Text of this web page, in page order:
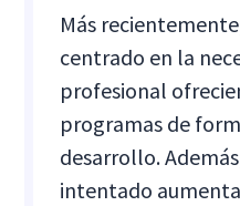
Más
centrado en la
profesional
programas de
desarrollo.
intentado